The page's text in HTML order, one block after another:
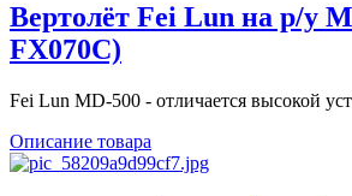
Вертолёт Fei Lun на р/у
FX070C)
Fei Lun MD-500 - отличается высокой
Описание товара